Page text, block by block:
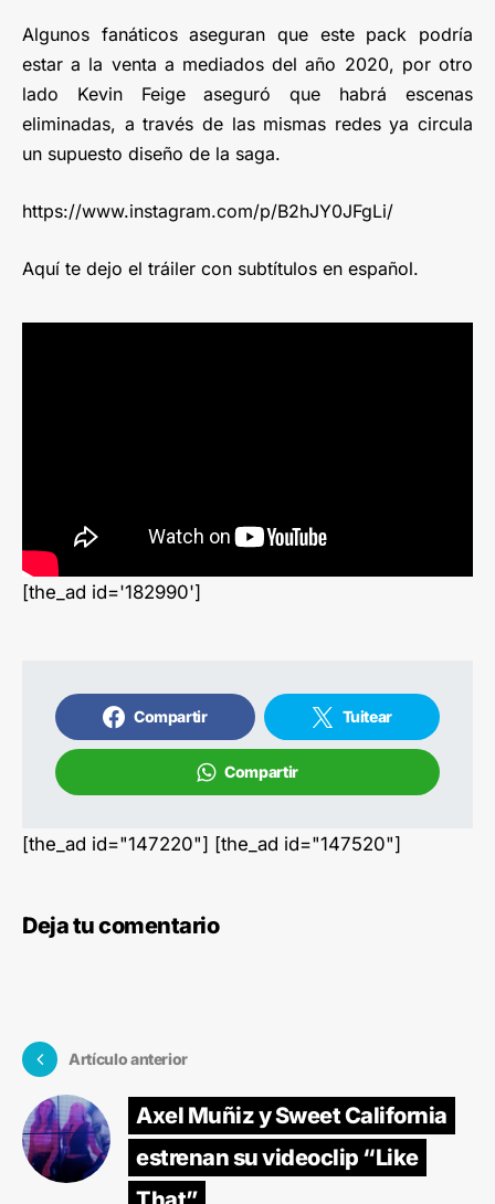
Algunos fanáticos aseguran que este pack podría
estar a la venta a mediados del año 2020, por otro
lado Kevin Feige aseguró que habrá escenas
eliminadas, a través de las mismas redes ya circula
un supuesto diseño de la saga.
https://www.instagram.com/p/B2hJY0JFgLi/
Aquí te dejo el tráiler con subtítulos en español.
[the_ad id='182990']
Compartir Tuitear
Compartir
[the_ad id="147220"] [the_ad id="147520"]
Deja tu comentario
Artículo anterior
Axel Muñiz y Sweet California
estrenan su videoclip “Like